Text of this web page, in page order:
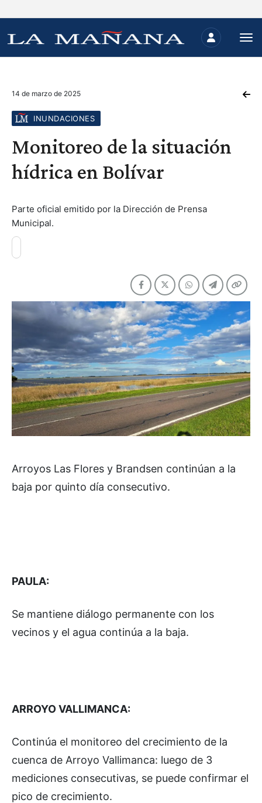
14 de marzo de 2025
INUNDACIONES
Monitoreo de la situación
hídrica en Bolívar
Parte oficial emitido por la Dirección de Prensa
Municipal.
Arroyos Las Flores y Brandsen continúan a la
baja por quinto día consecutivo.
PAULA:
Se mantiene diálogo permanente con los
vecinos y el agua continúa a la baja.
ARROYO VALLIMANCA:
Continúa el monitoreo del crecimiento de la
cuenca de Arroyo Vallimanca: luego de 3
mediciones consecutivas, se puede confirmar el
pico de crecimiento.